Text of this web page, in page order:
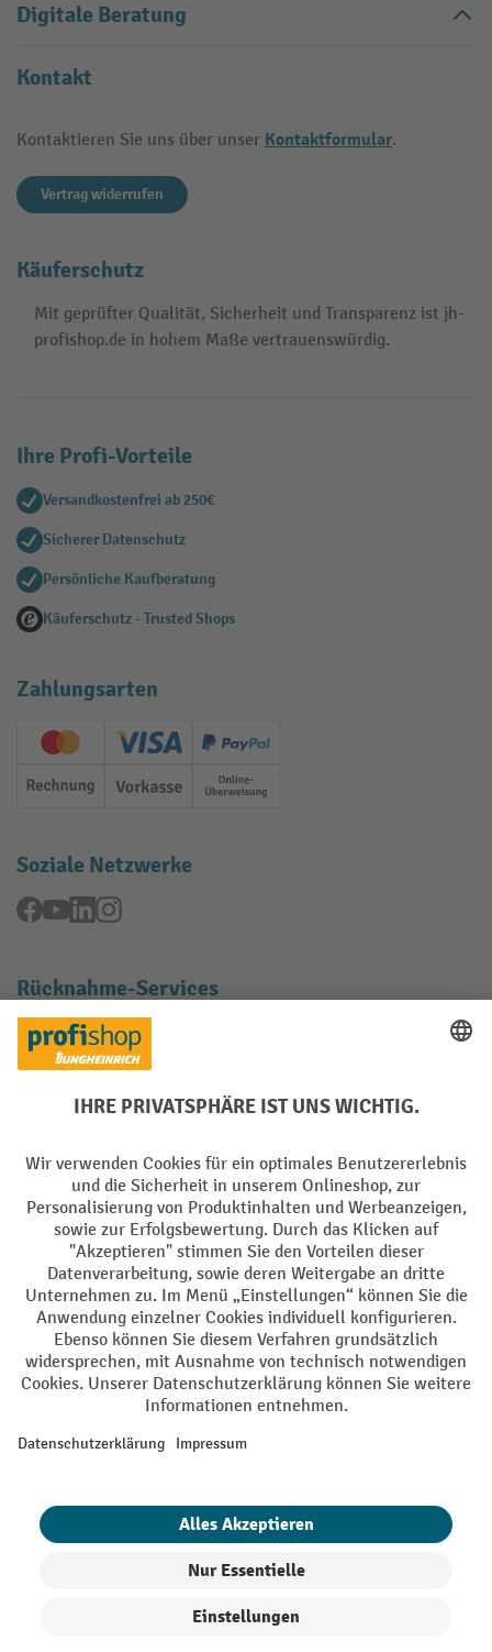
Digitale Beratung
Kontakt
Kontaktieren Sie uns über unser Kontaktformular.
Vertrag widerrufen
Käuferschutz
Mit geprüfter Qualität, Sicherheit und Transparenz ist jh-
profishop.de in hohem Maße vertrauenswürdig.
Ihre Profi-Vorteile
Versandkostenfrei ab 250€
Sicherer Datenschutz
Persönliche Kaufberatung
Käuferschutz - Trusted Shops
Zahlungsarten
Creditcard (Master)Creditcard (Visa)
PayPal
Rechnung Vorkasse Online-Überweisung
Soziale Netzwerke
Facebook
YouTubeLinkedInInstagram
Rücknahme-Services
Elektrogeräte Rückname
Batterie Rückname
Impressum Datenschutz
Barrierefreiheit Grounding Page Privacy Settings
Alle Preise exkl. gesetzl. Mehrwertsteuer zzgl.Versandkostenund ggf.
Nachnahmegebühren, wenn nicht anders angegeben.
¹ Der Rabatt gilt so lange der Vorrat reicht. Der Rabatt gilt nicht auf
oder Gutscheinen ist nicht möglich. | ² Der Rabatt wird einmalig bei
eingelöst werden. Die Höhe des Rabatts variiert je nach
Produktkategorie und beträgt bis zu 10 % (10 % auf Lager, Umwelt,
Heben | 7% auf Büro). Ausgenommen sind Elektro-Hubwagen,
Ausschluss von Werkzeug. Gilt nicht auf Sonderpreise. Kombination